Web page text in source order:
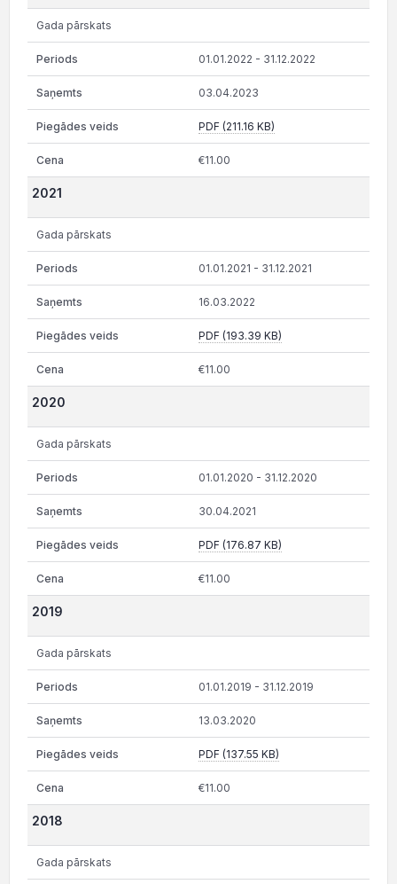
Gada pārskats
01.01.2022 - 31.12.2022
03.04.2023
PDF (211.16 KB)
€11.00
2021
Gada pārskats
01.01.2021 - 31.12.2021
16.03.2022
PDF (193.39 KB)
€11.00
2020
Gada pārskats
01.01.2020 - 31.12.2020
30.04.2021
PDF (176.87 KB)
€11.00
2019
Gada pārskats
01.01.2019 - 31.12.2019
13.03.2020
PDF (137.55 KB)
€11.00
2018
Gada pārskats